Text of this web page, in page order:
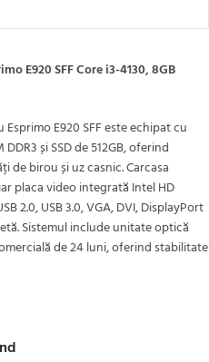
E920 SFF Core i3-4130, 8GB
E920 SFF este echipat cu
și SSD de 512GB, oferind
birou și uz casnic. Carcasa
placa video integrată Intel HD
2.0, USB 3.0, VGA, DVI, DisplayPort
Sistemul include unitate optică
de 24 luni, oferind stabilitate